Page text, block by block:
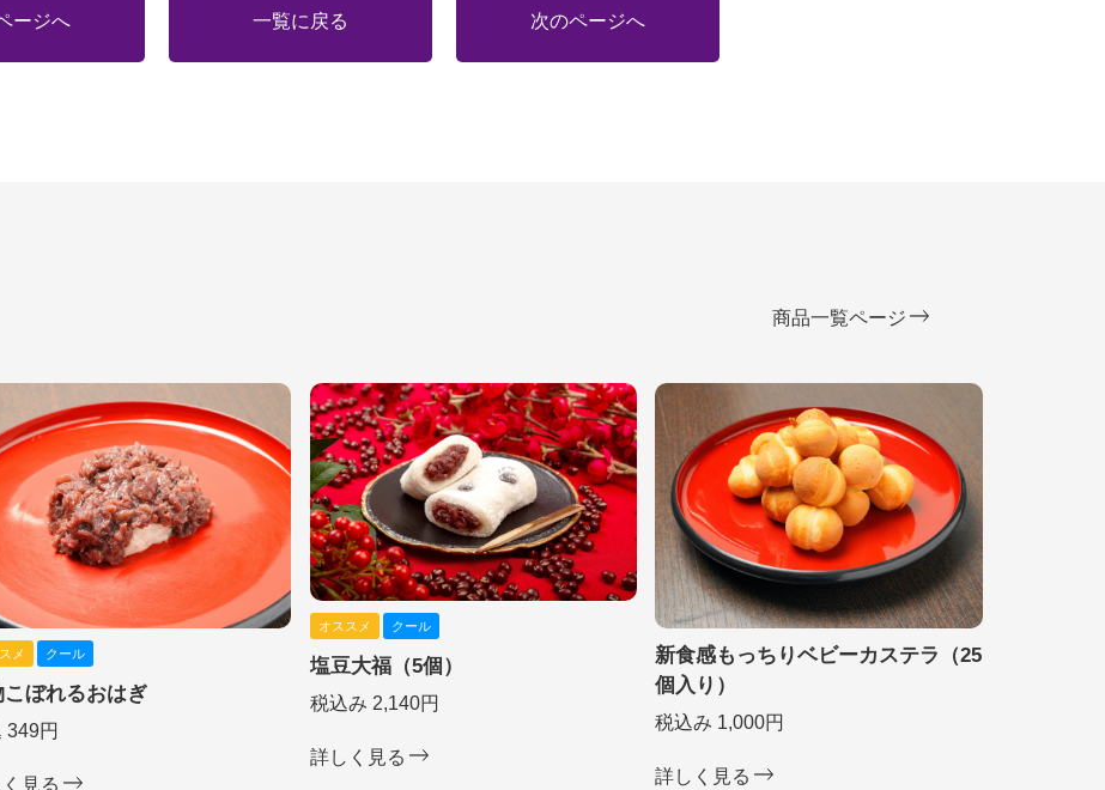
ージへ 一覧に戻る 次のページへ
メ クール
こぼれるおはぎ
349円
見る
オススメ クール
塩豆大福（5個）
税込み 2,140円
詳しく見る
新食感もっちりベビーカステラ（25
個入り）
税込み 1,000円
詳しく見る
商品一覧ページ